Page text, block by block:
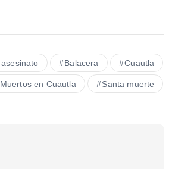
asesinato Balacera Cuautla
Muertos en Cuautla Santa muerte